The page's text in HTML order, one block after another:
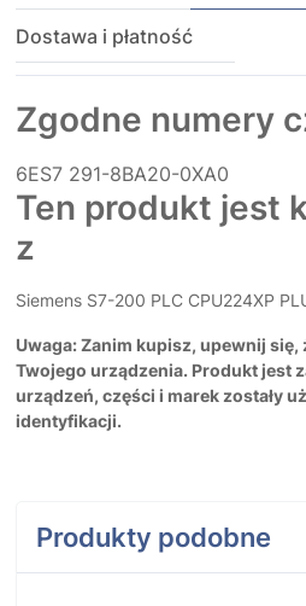
Dostawa i płatność
Zgodne numery
6ES7 291-8BA20-0XA0
Ten produkt jest
z
Siemens S7-200 PLC CPU224XP
Uwaga: Zanim kupisz, upewnij się,
Twojego urządzenia. Produkt jest
urządzeń, części i marek zostały
identyfikacji.
Produkty podobne